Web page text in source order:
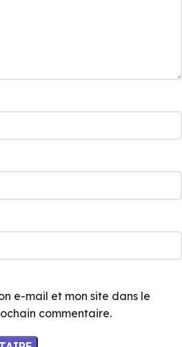
e-mail et mon site dans le
commentaire.